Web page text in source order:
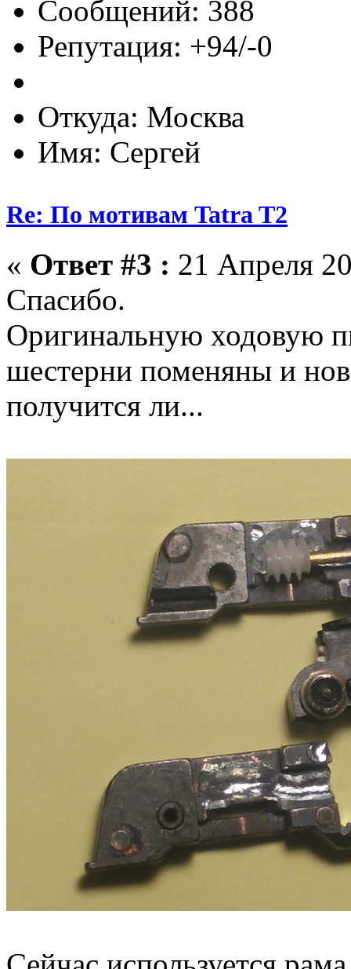
Сообщений: 388
Репутация: +94/-0
Откуда: Москва
Имя: Сергей
Re: По мотивам Tatra T2
« Ответ #3 : 21 Апреля
Спасибо.
Оригинальную ходовую
шестерни поменяны и
получится ли...